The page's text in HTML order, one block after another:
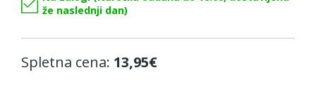
že naslednji dan)
Spletna cena: 13,95€